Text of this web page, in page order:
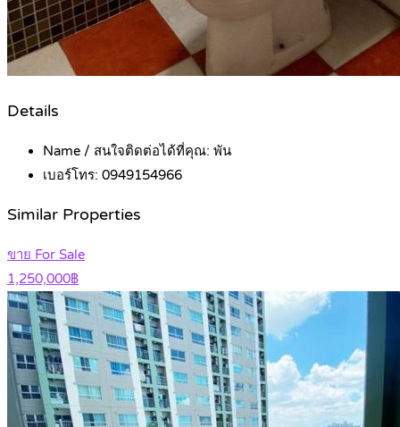
Details
Name / สนใจติดต่อได้ที่คุณ: พัน
เบอร์โทร: 0949154966
Similar Properties
ขาย For Sale
1,250,000฿